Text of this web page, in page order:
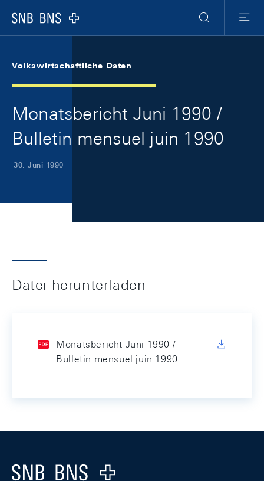
Logo
Suche
Menu
Volkswirtschaftliche Daten
Monatsbericht Juni 1990 /
Bulletin mensuel juin 1990
30. Juni 1990
Datei herunterladen
Monatsbericht Juni 1990 /
Bulletin mensuel juin 1990
Logo